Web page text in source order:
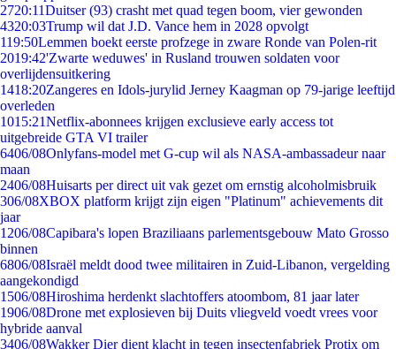
2720:11Duitser (93) crasht met quad tegen boom, vier gewonden
4320:03Trump wil dat J.D. Vance hem in 2028 opvolgt
119:50Lemmen boekt eerste profzege in zware Ronde van Polen-rit
2019:42'Zwarte weduwes' in Rusland trouwen soldaten voor
overlijdensuitkering
1418:20Zangeres en Idols-jurylid Jerney Kaagman op 79-jarige leeftijd
overleden
1015:21Netflix-abonnees krijgen exclusieve early access tot
uitgebreide GTA VI trailer
6406/08Onlyfans-model met G-cup wil als NASA-ambassadeur naar
maan
2406/08Huisarts per direct uit vak gezet om ernstig alcoholmisbruik
306/08XBOX platform krijgt zijn eigen "Platinum" achievements dit
jaar
1206/08Capibara's lopen Braziliaans parlementsgebouw Mato Grosso
binnen
6806/08Israël meldt dood twee militairen in Zuid-Libanon, vergelding
aangekondigd
1506/08Hiroshima herdenkt slachtoffers atoombom, 81 jaar later
1906/08Drone met explosieven bij Duits vliegveld voedt vrees voor
hybride aanval
3406/08Wakker Dier dient klacht in tegen insectenfabriek Protix om